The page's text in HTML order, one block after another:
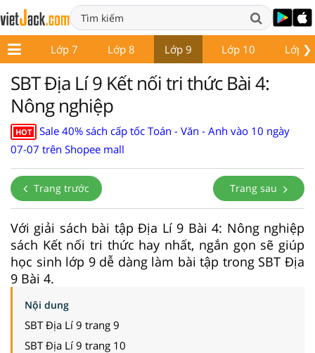
❯
6 Lớp 7 Lớp 8 Lớp 9 Lớp 10 Lớp
SBT Địa Lí 9 Kết nối tri thức Bài 4:
Nông nghiệp
HOT
Sale 40% sách cấp tốc Toán - Văn - Anh vào 10 ngày
07-07 trên Shopee mall
Trang trước Trang sau
Với giải sách bài tập Địa Lí 9 Bài 4: Nông nghiệp
sách Kết nối tri thức hay nhất, ngắn gọn sẽ giúp
học sinh lớp 9 dễ dàng làm bài tập trong SBT Địa
9 Bài 4.
Nội dung
SBT Địa Lí 9 trang 9
SBT Địa Lí 9 trang 10